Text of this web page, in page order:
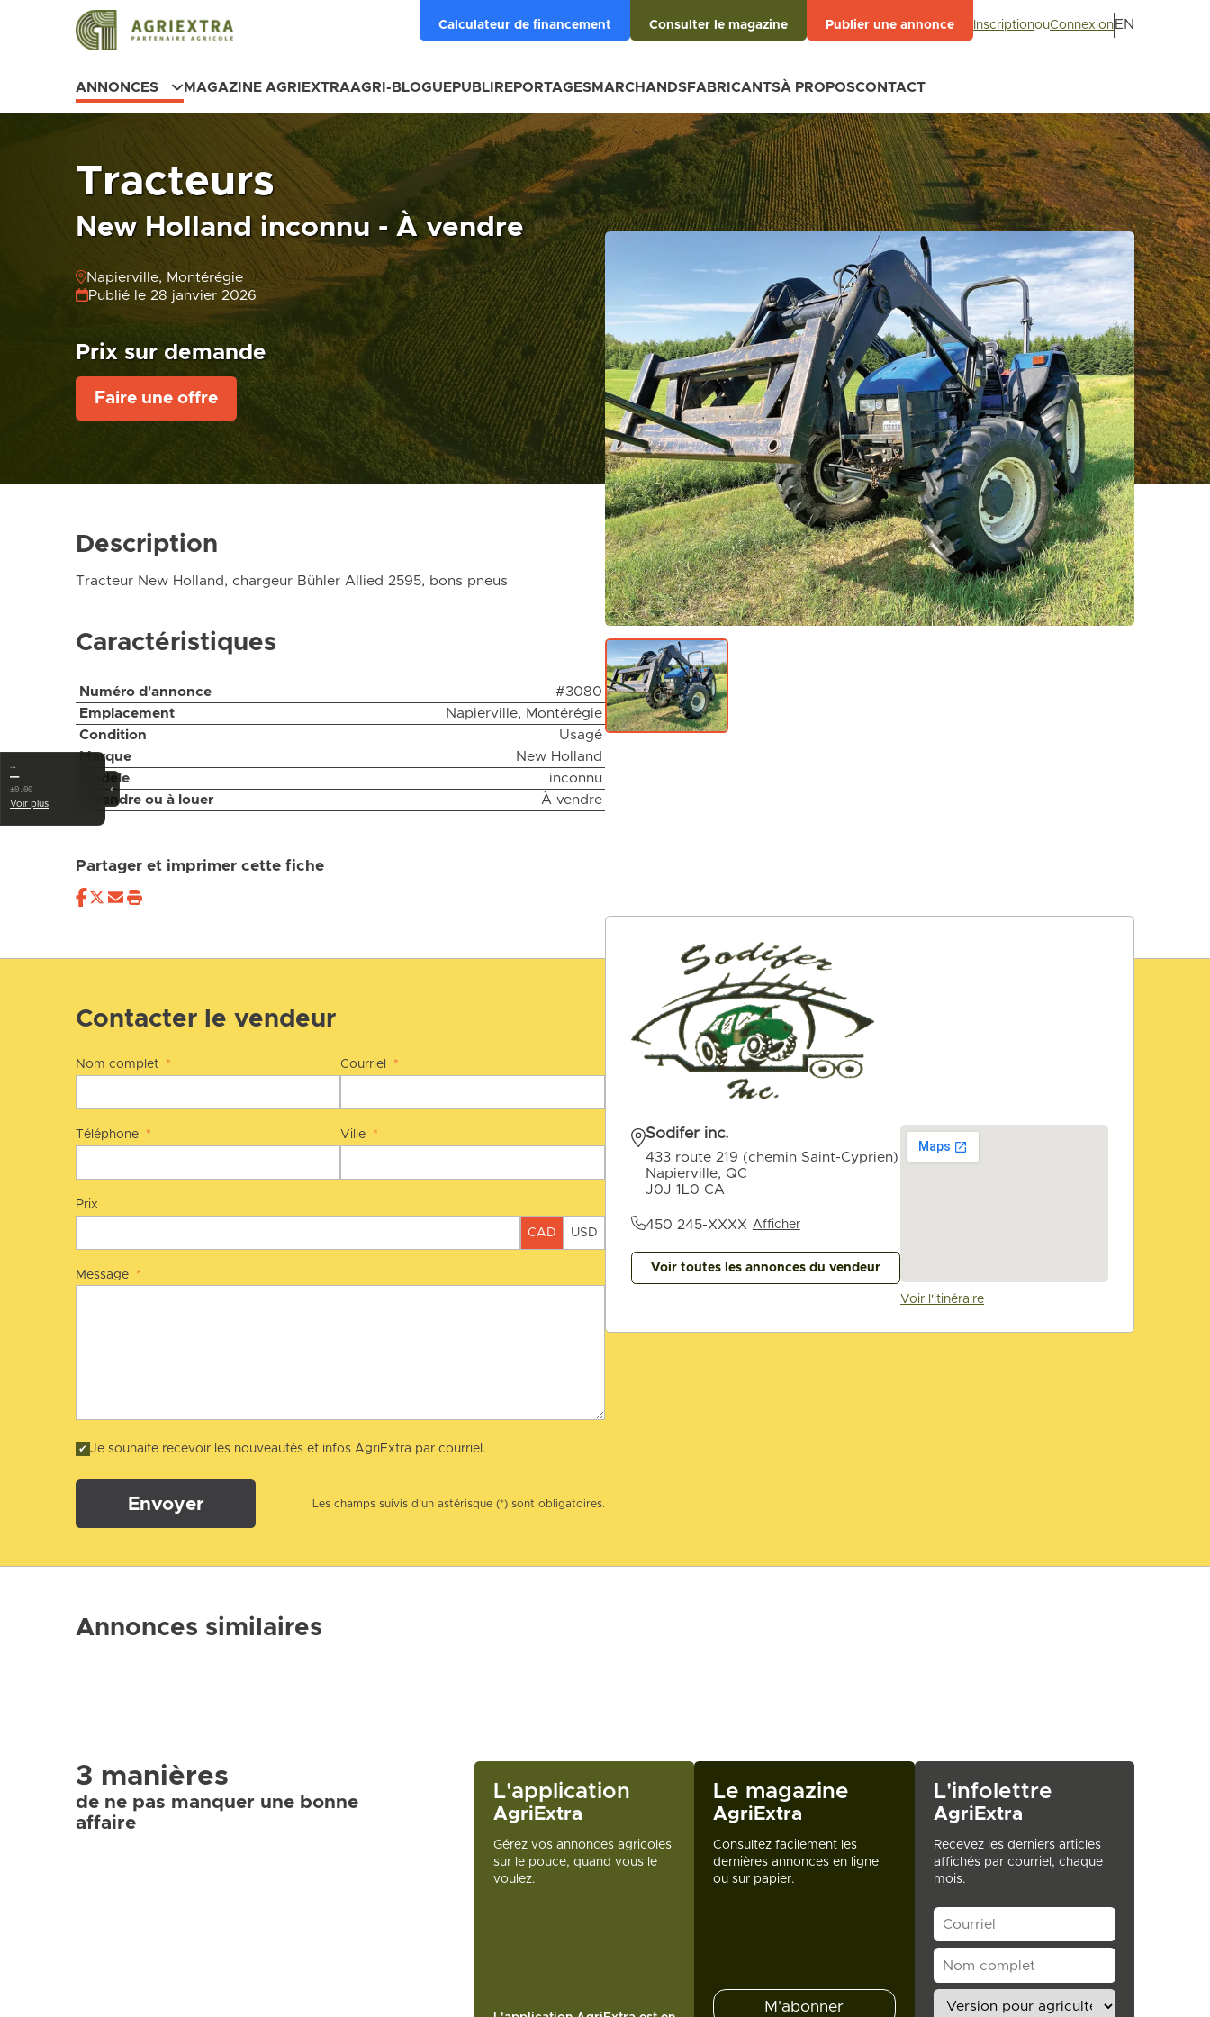
Calculateur de financement Consulter le magazine Publier une annonce InscriptionouConnexion EN
ANNONCES MAGAZINE AGRIEXTRAAGRI-BLOGUEPUBLIREPORTAGESMARCHANDSFABRICANTSÀ PROPOSCONTACT
Tracteurs
New Holland inconnu - À vendre
Napierville, Montérégie
Publié le 28 janvier 2026
Prix sur demande
Faire une offre
Description
Tracteur New Holland, chargeur Bühler Allied 2595, bons pneus
Caractéristiques
Numéro d'annonce
#3080
Emplacement
Napierville, Montérégie
Condition
Usagé
Marque
New Holland
Modèle
inconnu
À vendre ou à louer
À vendre
Partager et imprimer cette fiche
Contacter le vendeur
Nom complet * Courriel *
Téléphone * Ville *
Prix
CAD USD
Message *
Je souhaite recevoir les nouveautés et infos AgriExtra par courriel.
Envoyer Les champs suivis d’un astérisque (*) sont obligatoires.
Sodifer inc.
433 route 219 (chemin Saint-Cyprien)
Napierville, QC
J0J 1L0 CA
450 245-XXXX Afficher
Voir toutes les annonces du vendeur
Voir l'itinéraire
Annonces similaires
3 manières
de ne pas manquer une bonne
affaire
L'application
AgriExtra
Gérez vos annonces agricoles
sur le pouce, quand vous le
voulez.
Le magazine
AgriExtra
Consultez facilement les
dernières annonces en ligne
ou sur papier.
M'abonner
L'infolettre
AgriExtra
Recevez les derniers articles
affichés par courriel, chaque
mois.
‹
…
—
±0.00
Voir plus